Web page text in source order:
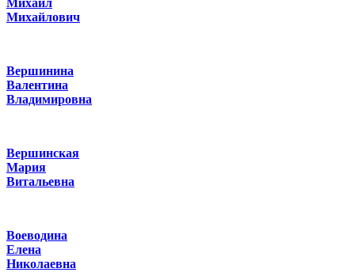
Михаил
Михайлович
Вершинина
Валентина
Владимировна
Вершинская
Мария
Витальевна
Воеводина
Елена
Николаевна